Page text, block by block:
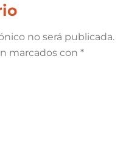
no será publicada.
marcados con *